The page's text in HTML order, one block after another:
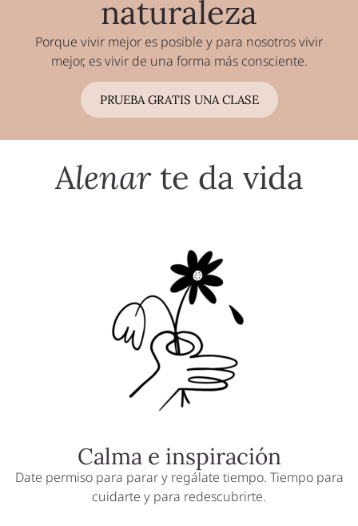
naturaleza
Porque vivir mejor es posible y para nosotros vivir
mejor, es vivir de una forma más consciente.
PRUEBA GRATIS UNA CLASE
Alenarte da vida
Calma e inspiración
Date permiso para parar y regálate tiempo. Tiempo para
cuidarte y para redescubrirte.